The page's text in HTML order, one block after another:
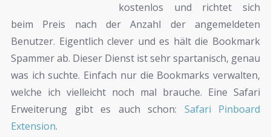
kostenlos und richtet sich
beim Preis nach der Anzahl der angemeldeten
Benutzer. Eigentlich clever und es hält die Bookmark
Spammer ab. Dieser Dienst ist sehr spartanisch, genau
was ich suchte. Einfach nur die Bookmarks verwalten,
welche ich vielleicht noch mal brauche. Eine Safari
Erweiterung gibt es auch schon: Safari Pinboard
Extension.